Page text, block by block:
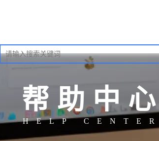
帮助中心
HELP CENTER